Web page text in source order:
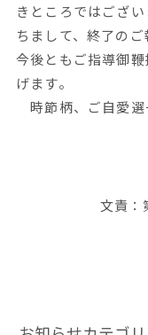
きところではござ
ちまして、終了の
今後ともご指導御
げます。
時節柄、ご自愛選
文責